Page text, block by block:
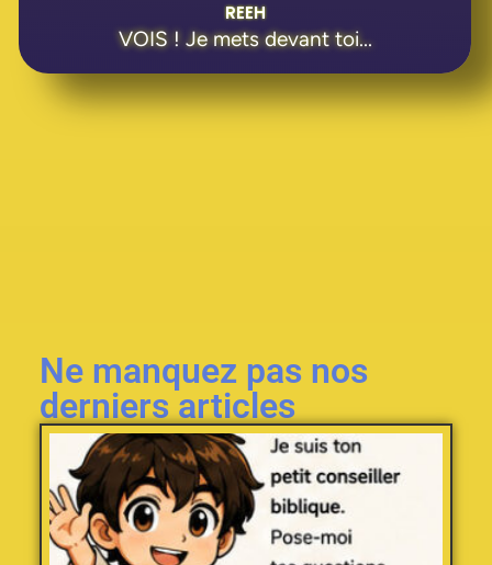
REEH
VOIS ! Je mets devant toi...
Ne manquez pas nos
derniers articles